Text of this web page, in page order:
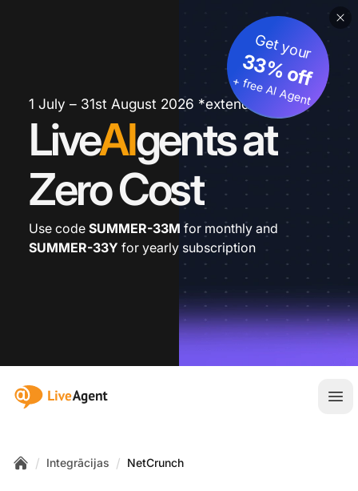
1 July – 31st August 2026 *extended
LiveAIgents at
Zero Cost
Get your
33% off
+ free AI Agent
Use code SUMMER-33M for monthly and
SUMMER-33Y for yearly subscription
:site.title
/ Integrācijas / NetCrunch